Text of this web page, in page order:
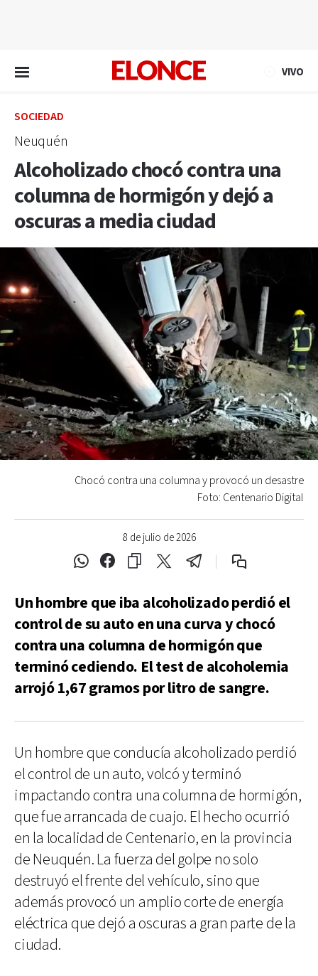
VIVO
SOCIEDAD
Neuquén
Alcoholizado chocó contra una
columna de hormigón y dejó a
oscuras a media ciudad
8 de julio de 2026
Chocó contra una columna y provocó un desastre
Foto: Centenario Digital
Un hombre que iba alcoholizado perdió el
control de su auto en una curva y chocó
contra una columna de hormigón que
terminó cediendo. El test de alcoholemia
arrojó 1,67 gramos por litro de sangre.
Un hombre que conducía alcoholizado perdió
el control de un auto, volcó y terminó
impactando contra una columna de hormigón,
que fue arrancada de cuajo. El hecho ocurrió
en la localidad de Centenario, en la provincia
de Neuquén. La fuerza del golpe no solo
destruyó el frente del vehículo, sino que
además provocó un amplio corte de energía
eléctrica que dejó a oscuras a gran parte de la
ciudad.